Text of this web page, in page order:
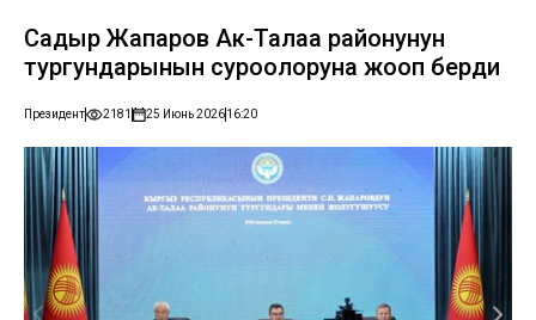
Садыр Жапаров Ак-Талаа районунун
тургундарынын суроолоруна жооп берди
Президент 2181 25 Июнь 202616:20